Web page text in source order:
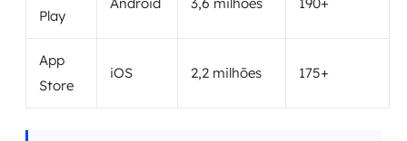
Play
App
Store
iOS 2,2 milhões 175+